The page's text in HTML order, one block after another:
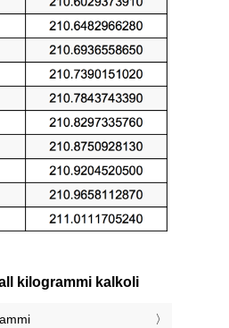
kilogrammi kalkoli